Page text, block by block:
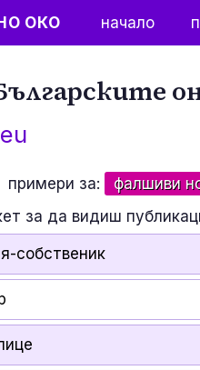
ОКО начало
примери за: фалшиви
за да видиш
собственик